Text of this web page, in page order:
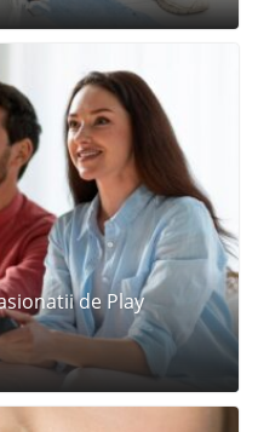
de Play